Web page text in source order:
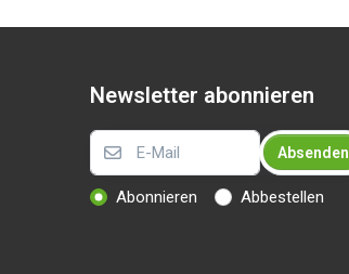
Newsletter abonnieren
Absenden
Abonnieren Abbestellen